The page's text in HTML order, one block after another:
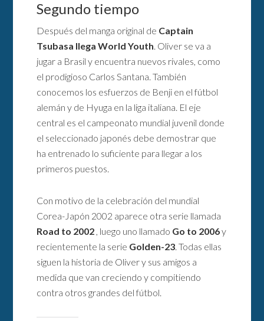
Segundo tiempo
Después del manga original de Captain
Tsubasa llega World Youth. Oliver se va a
jugar a Brasil y encuentra nuevos rivales, como
el prodigioso Carlos Santana. También
conocemos los esfuerzos de Benji en el fútbol
alemán y de Hyuga en la liga italiana. El eje
central es el campeonato mundial juvenil donde
el seleccionado japonés debe demostrar que
ha entrenado lo suficiente para llegar a los
primeros puestos.
Con motivo de la celebración del mundial
Corea-Japón 2002 aparece otra serie llamada
Road to 2002 , luego uno llamado Go to 2006y
recientemente la serie Golden-23. Todas ellas
siguen la historia de Oliver y sus amigos a
medida que van creciendo y compitiendo
contra otros grandes del fútbol.